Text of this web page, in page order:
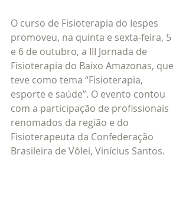
O curso de Fisioterapia do Iespes
promoveu, na quinta e sexta-feira, 5
e 6 de outubro, a III Jornada de
Fisioterapia do Baixo Amazonas, que
teve como tema “Fisioterapia,
esporte e saúde”. O evento contou
com a participação de profissionais
renomados da região e do
Fisioterapeuta da Confederação
Brasileira de Vôlei, Vinícius Santos.